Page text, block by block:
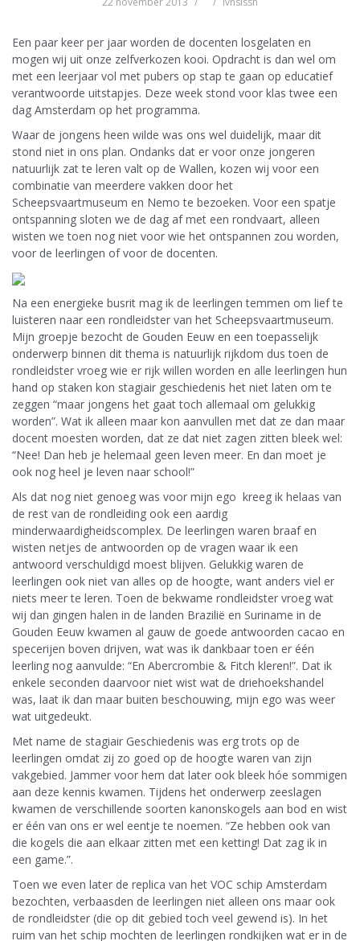
Een paar keer per jaar worden de docenten losgelaten en
mogen wij uit onze zelfverkozen kooi. Opdracht is dan wel om
met een leerjaar vol met pubers op stap te gaan op educatief
verantwoorde uitstapjes. Deze week stond voor klas twee een
dag Amsterdam op het programma.
Waar de jongens heen wilde was ons wel duidelijk, maar dit
stond niet in ons plan. Ondanks dat er voor onze jongeren
natuurlijk zat te leren valt op de Wallen, kozen wij voor een
combinatie van meerdere vakken door het
Scheepsvaartmuseum en Nemo te bezoeken. Voor een spatje
ontspanning sloten we de dag af met een rondvaart, alleen
wisten we toen nog niet voor wie het ontspannen zou worden,
voor de leerlingen of voor de docenten.
Na een energieke busrit mag ik de leerlingen temmen om lief te
luisteren naar een rondleidster van het Scheepsvaartmuseum.
Mijn groepje bezocht de Gouden Eeuw en een toepasselijk
onderwerp binnen dit thema is natuurlijk rijkdom dus toen de
rondleidster vroeg wie er rijk willen worden en alle leerlingen hun
hand op staken kon stagiair geschiedenis het niet laten om te
zeggen “maar jongens het gaat toch allemaal om gelukkig
worden”. Wat ik alleen maar kon aanvullen met dat ze dan maar
docent moesten worden, dat ze dat niet zagen zitten bleek wel:
“Nee! Dan heb je helemaal geen leven meer. En dan moet je
ook nog heel je leven naar school!”
Als dat nog niet genoeg was voor mijn ego kreeg ik helaas van
de rest van de rondleiding ook een aardig
minderwaardigheidscomplex. De leerlingen waren braaf en
wisten netjes de antwoorden op de vragen waar ik een
antwoord verschuldigd moest blijven. Gelukkig waren de
leerlingen ook niet van alles op de hoogte, want anders viel er
niets meer te leren. Toen de bekwame rondleidster vroeg wat
wij dan gingen halen in de landen Brazilië en Suriname in de
Gouden Eeuw kwamen al gauw de goede antwoorden cacao en
specerijen boven drijven, wat was ik dankbaar toen er één
leerling nog aanvulde: “En Abercrombie & Fitch kleren!”. Dat ik
enkele seconden daarvoor niet wist wat de driehoekshandel
was, laat ik dan maar buiten beschouwing, mijn ego was weer
wat uitgedeukt.
Met name de stagiair Geschiedenis was erg trots op de
leerlingen omdat zij zo goed op de hoogte waren van zijn
vakgebied. Jammer voor hem dat later ook bleek hóe sommigen
aan deze kennis kwamen. Tijdens het onderwerp zeeslagen
kwamen de verschillende soorten kanonskogels aan bod en wist
er één van ons er wel eentje te noemen. “Ze hebben ook van
die kogels die aan elkaar zitten met een ketting! Dat zag ik in
een game.”.
Toen we even later de replica van het VOC schip Amsterdam
bezochten, verbaasden de leerlingen niet alleen ons maar ook
de rondleidster (die op dit gebied toch veel gewend is). In het
ruim van het schip mochten de leerlingen rondkijken wat er in de